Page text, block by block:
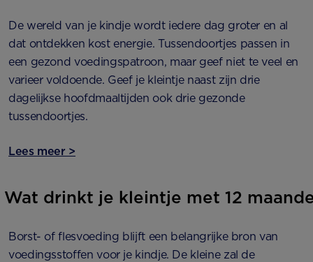
De wereld van je kindje wordt iedere dag groter en al
dat ontdekken kost energie. Tussendoortjes passen in
een gezond voedingspatroon, maar geef niet te veel en
varieer voldoende. Geef je kleintje naast zijn drie
dagelijkse hoofdmaaltijden ook drie gezonde
tussendoortjes.
Lees meer >
Wat drinkt je kleintje met 12
Borst- of flesvoeding blijft een belangrijke bron van
voedingsstoffen voor je kindje. De kleine zal de